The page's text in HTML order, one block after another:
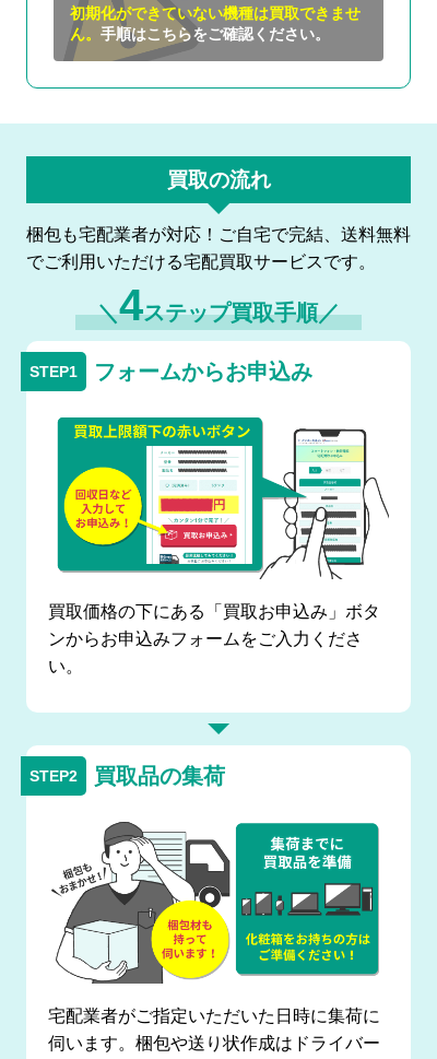
初期化ができていない機種は買取できませ
ん。手順はこちらをご確認ください。
買取の流れ
梱包も宅配業者が対応！ご自宅で完結、送料無料
でご利用いただける宅配買取サービスです。
＼4ステップ買取手順／
フォームからお申込み
買取価格の下にある「買取お申込み」ボタ
ンからお申込みフォームをご入力くださ
い。
買取品の集荷
宅配業者がご指定いただいた日時に集荷に
伺います。梱包や送り状作成はドライバー